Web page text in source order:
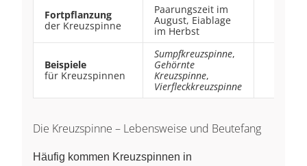
Fortpflanzung
der Kreuzspinne
Paarungszeit im
August, Eiablage
im Herbst
Beispiele
für Kreuzspinnen
Sumpfkreuzspinne,
Gehörnte
Kreuzspinne,
Vierfleckkreuzspinne
Die Kreuzspinne – Lebensweise und Beutefang
Häufig kommen Kreuzspinnen in